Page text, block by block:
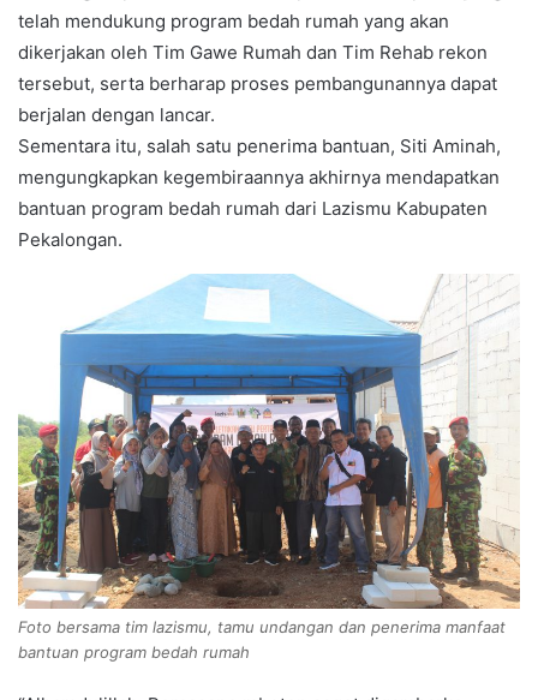
telah mendukung program bedah rumah yang akan
dikerjakan oleh Tim Gawe Rumah dan Tim Rehab rekon
tersebut, serta berharap proses pembangunannya dapat
berjalan dengan lancar.
Sementara itu, salah satu penerima bantuan, Siti Aminah,
mengungkapkan kegembiraannya akhirnya mendapatkan
bantuan program bedah rumah dari Lazismu Kabupaten
Pekalongan.
Foto bersama tim lazismu, tamu undangan dan penerima manfaat
bantuan program bedah rumah